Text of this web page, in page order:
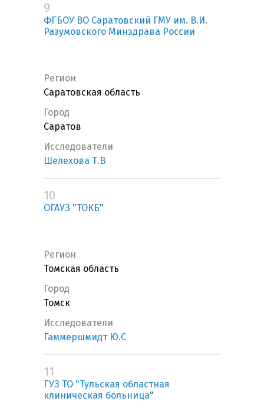
9
ФГБОУ ВО Саратовский ГМУ им. В.И.
Разумовского Минздрава России
Регион
Саратовская область
Город
Саратов
Исследователи
Шелехова Т.В
10
ОГАУЗ "ТОКБ"
Регион
Томская область
Город
Томск
Исследователи
Гаммершмидт Ю.С
11
ГУЗ ТО "Тульская областная
клиническая больница"